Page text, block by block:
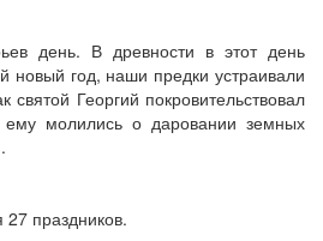
день. В древности в этот день
новый год, наши предки устраивали
святой Георгий покровительствовал
молились о даровании земных
праздников.